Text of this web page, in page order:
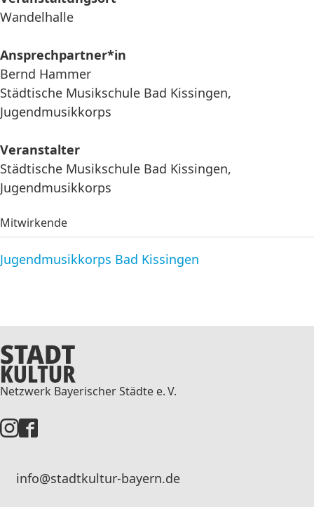
Wandelhalle
Ansprechpartner*in
Bernd Hammer
Städtische Musikschule Bad Kissingen,
Jugendmusikkorps
Veranstalter
Städtische Musikschule Bad Kissingen,
Jugendmusikkorps
Mitwirkende
Jugendmusikkorps Bad Kissingen
Netzwerk Bayerischer Städte e. V.
info@stadtkultur-bayern.de